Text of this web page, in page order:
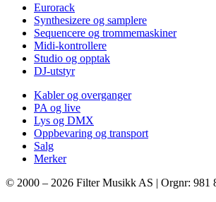
Eurorack
Synthesizere og samplere
Sequencere og trommemaskiner
Midi-kontrollere
Studio og opptak
DJ-utstyr
Kabler og overganger
PA og live
Lys og DMX
Oppbevaring og transport
Salg
Merker
© 2000 – 2026 Filter Musikk AS | Orgnr: 981